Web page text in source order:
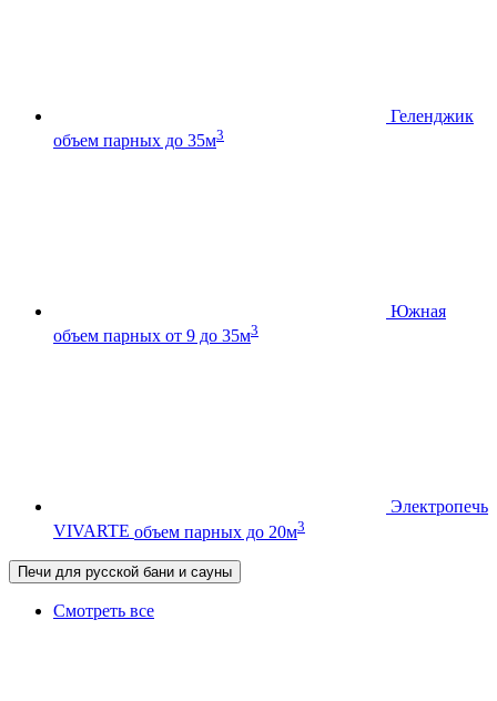
Геленджик
объем парных до 35м3
Южная
объем парных от 9 до 35м3
Электропечь
VIVARTE объем парных до 20м3
Печи для русской бани и сауны
Смотреть все